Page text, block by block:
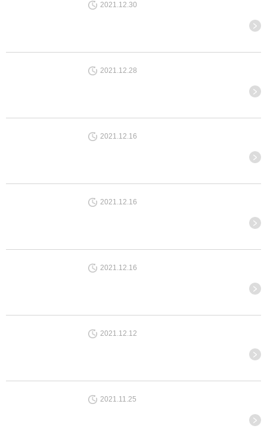
2021.12.30
2021.12.28
2021.12.16
2021.12.16
2021.12.16
2021.12.12
2021.11.25